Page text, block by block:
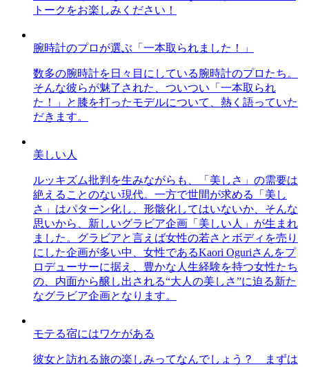
トークをお楽しみください！
腕時計のプロが選ぶ「一本取られました！」
数多の腕時計を日々目にしている腕時計のプロたち。
そんな彼らが魅了された、ついつい「一本取られ
た！」と膝を打ったモデルについて、熱く語っていた
だきます。
美しい人
ルッキズム批判を生みながらも、「美しさ」の需要は
絶えることのない現代。一方で世間が求める「美し
さ」はパターン化し、形骸化してはいないか、そんな
思いから、新しいグラビア企画「美しい人」が生まれ
ました。グラビアと言えば女性の若さとボディを売り
にした企画が多い中、女性であるKaori Oguriさんをプ
ロデューサーに据え、豊かな人生経験を持つ女性たち
の、内面から醸し出される“大人の美しさ”に迫る新た
なグラビア企画となります。
モテる宿にはワケがある
彼女と訪れる旅の楽しみってなんでしょう？ まずは